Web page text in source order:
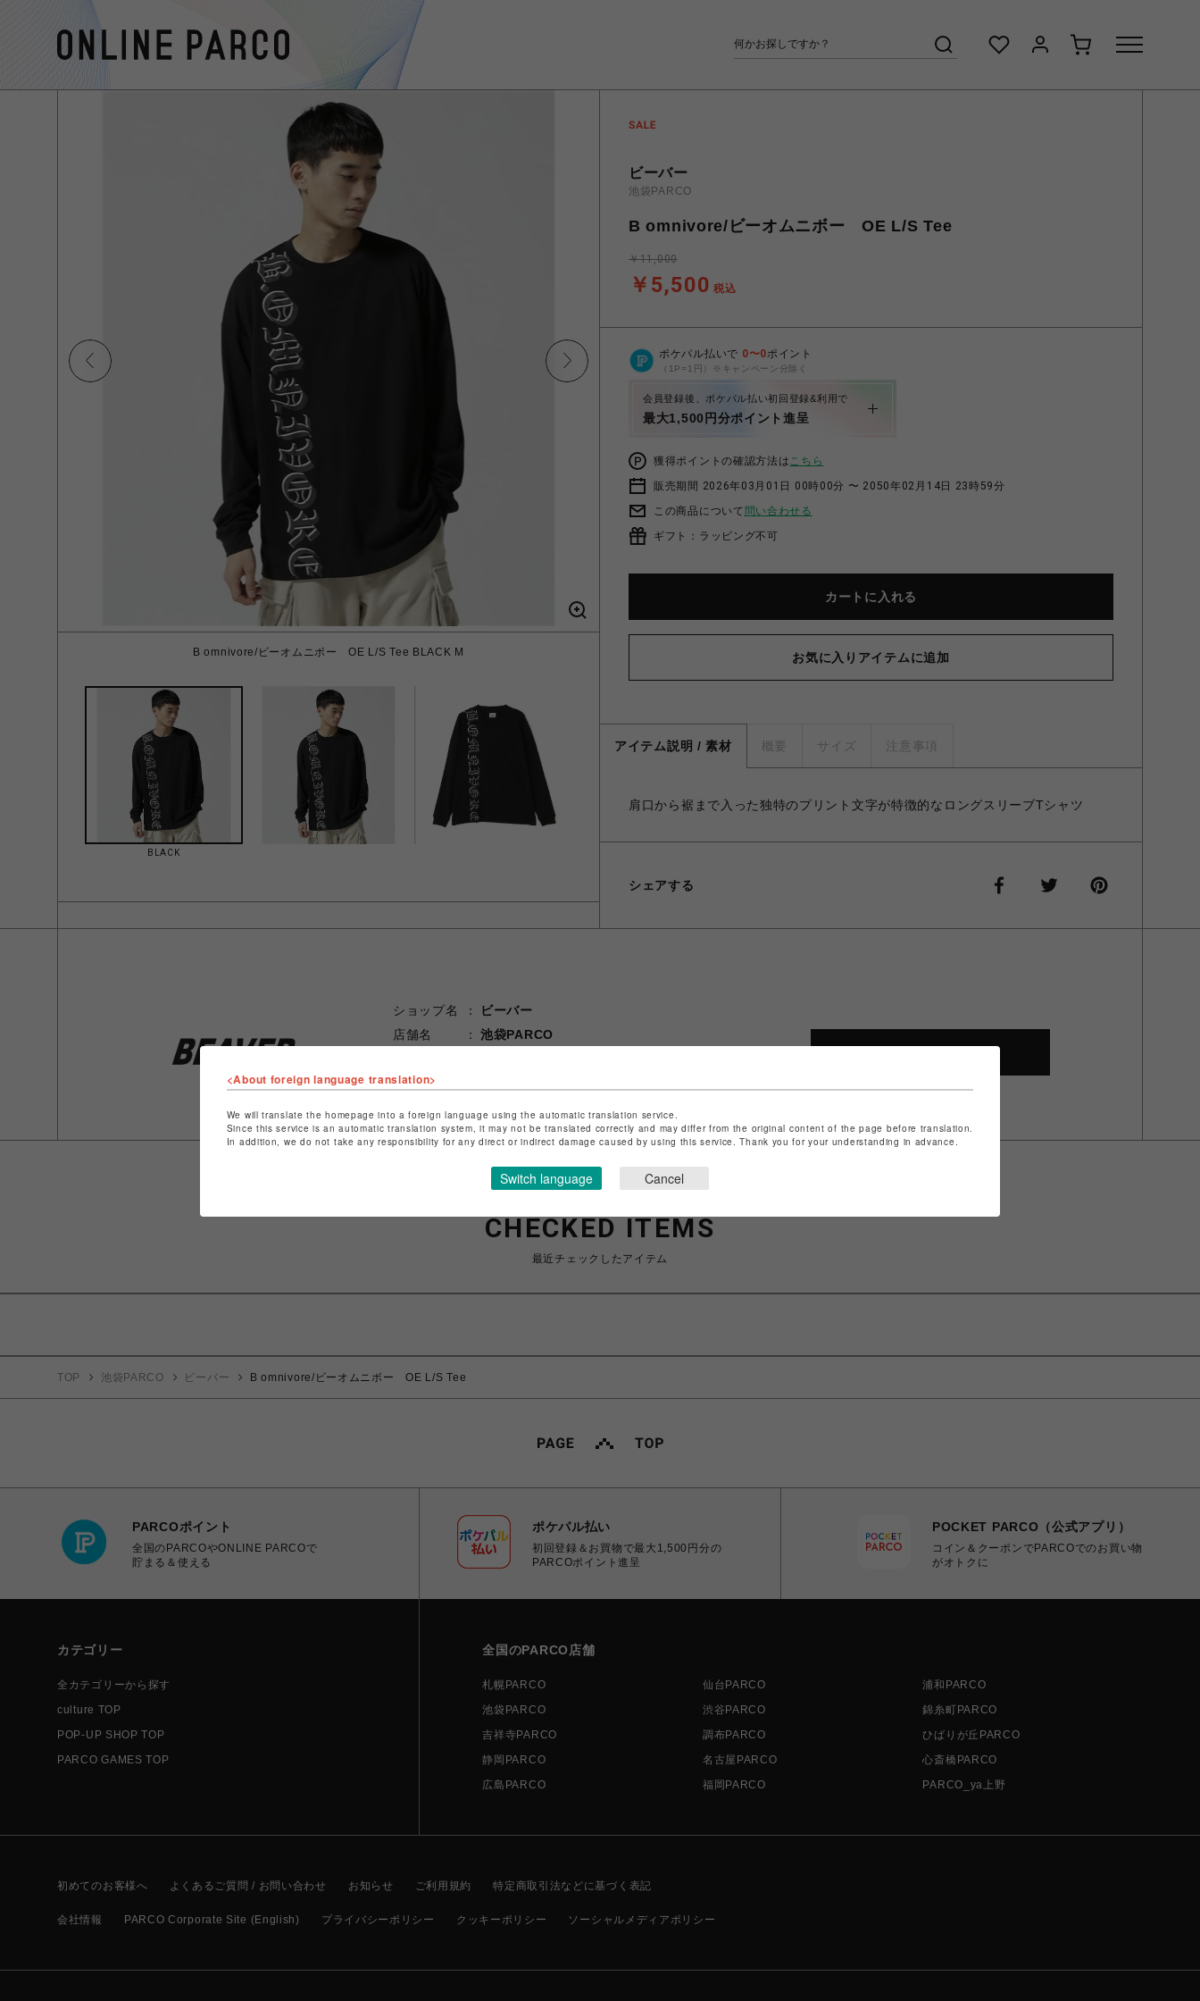
B omnivore/ビーオムニボー OE L/S Tee BLACK M
BLACK
ビーバー
池袋PARCO
B omnivore/ビーオムニボー OE L/S Tee
￥5,500 税込
￥11,000
ポケパル払いで 0〜0ポイント
（1P=1円）※キャンペーン分除く
会員登録後、ポケパル払い初回登録&利用で
最大1,500円分ポイント進呈
獲得ポイントの確認方法はこちら
販売期間 2026年03月01日 00時00分 〜 2050年02月14日 23時59分
この商品について 問い合わせる
ギフト：ラッピング不可
カートに入れる
お気に入りアイテムに追加
アイテム説明 / 素材 概要 サイズ 注意事項
肩口から裾まで入った独特のプリント文字が特徴的なロングスリーブTシャツ
シェアする
ショップ名
ビーバー
店舗名
池袋PARCO
ショップお問い合わせはこちら
CHECKED ITEMS
最近チェックしたアイテム
TOP 池袋PARCO ビーバー B omnivore/ビーオムニボー OE L/S Tee
PARCOポイント
全国のPARCOやONLINE PARCOで
貯まる＆使える
ポケパル払い
初回登録＆お買物で最大1,500円分の
PARCOポイント進呈
POCKET PARCO（公式アプリ）
コイン＆クーポンでPARCOでのお買い物
がオトクに
カテゴリー
全カテゴリーから探す
culture TOP
POP-UP SHOP TOP
PARCO GAMES TOP
全国のPARCO店舗
札幌PARCO 仙台PARCO
浦和PARCO
池袋PARCO
渋谷PARCO
錦糸町PARCO
吉祥寺PARCO
調布PARCO
ひばりが丘PARCO
静岡PARCO
名古屋PARCO
心斎橋PARCO
広島PARCO
福岡PARCO PARCO_ya上野
初めてのお客様へ よくあるご質問 / お問い合わせ お知らせ ご利用規約 特定商取引法などに基づく表記
会社情報 PARCO Corporate Site (English) プライバシーポリシー クッキーポリシー ソーシャルメディアポリシー
<About foreign language translation>
We will translate the homepage into a foreign language using the automatic translation service.
Since this service is an automatic translation system, it may not be translated correctly and may differ from the original content of the page before translation.
In addition, we do not take any responsibility for any direct or indirect damage caused by using this service. Thank you for your understanding in advance.
Switch language Cancel